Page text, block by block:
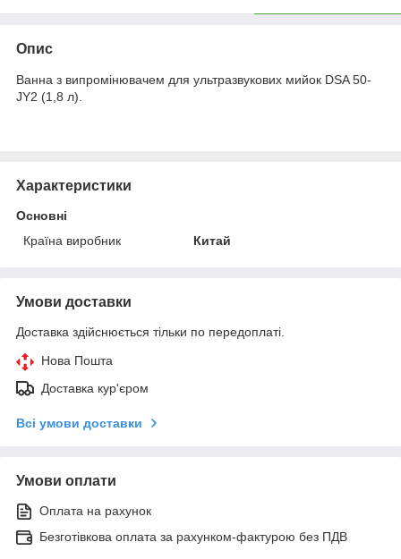
Опис
Ванна з випромінювачем для ультразвукових мийок DSA 50-
JY2 (1,8 л).
Характеристики
Основні
Країна виробник
Китай
Умови доставки
Доставка здійснюється тільки по передоплаті.
Нова Пошта
Доставка кур'єром
Всі умови доставки
Умови оплати
Оплата на рахунок
Безготівкова оплата за рахунком-фактурою без ПДВ